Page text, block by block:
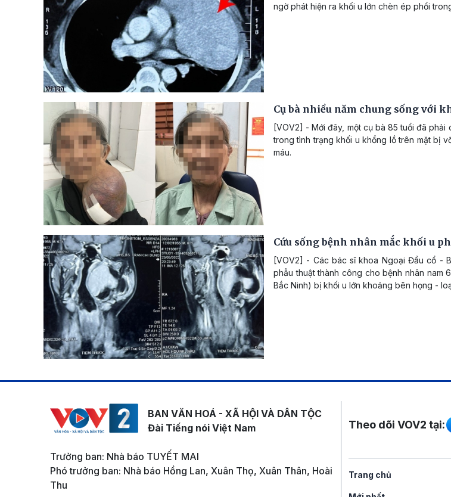
ngờ phát hiện ra khối u lớn chèn ép phổi
Cụ bà nhiều năm chung sống với
[VOV2] - Mới đây, một cụ bà 85 tuổi đã phải
trong tình trạng khối u khổng lồ trên mặt bị
máu.
Cứu sống bệnh nhân mắc khối u
[VOV2] - Các bác sĩ khoa Ngoại Đầu cổ -
phẫu thuật thành công cho bệnh nhân nam
Bắc Ninh) bị khối u lớn khoảng bên họng -
BAN VĂN HOÁ - XÃ HỘI VÀ DÂN TỘC
Đài Tiếng nói Việt Nam
Trưởng ban: Nhà báo TUYẾT MAI
Phó trưởng ban: Nhà báo Hồng Lan, Xuân Thọ, Xuân Thân, Hoài
Thu
Mạng xã
Theo dõi VOV2 tại:
Trang chủ